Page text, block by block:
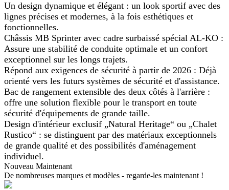
Un design dynamique et élégant : un look sportif avec des
lignes précises et modernes, à la fois esthétiques et
fonctionnelles.
Châssis MB Sprinter avec cadre surbaissé spécial AL-KO :
Assure une stabilité de conduite optimale et un confort
exceptionnel sur les longs trajets.
Répond aux exigences de sécurité à partir de 2026 : Déjà
orienté vers les futurs systèmes de sécurité et d'assistance.
Bac de rangement extensible des deux côtés à l'arrière :
offre une solution flexible pour le transport en toute
sécurité d'équipements de grande taille.
Design d'intérieur exclusif „Natural Heritage“ ou „Chalet
Rustico“ : se distinguent par des matériaux exceptionnels
de grande qualité et des possibilités d'aménagement
individuel.
Nouveau Maintenant
De nombreuses marques et modèles - regarde-les maintenant !